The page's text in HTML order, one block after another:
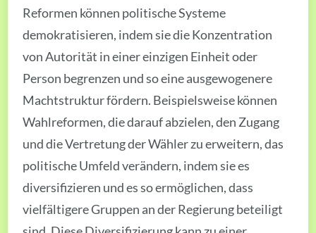
Reformen können politische Systeme
demokratisieren, indem sie die Konzentration
von Autorität in einer einzigen Einheit oder
Person begrenzen und so eine ausgewogenere
Machtstruktur fördern. Beispielsweise können
Wahlreformen, die darauf abzielen, den Zugang
und die Vertretung der Wähler zu erweitern, das
politische Umfeld verändern, indem sie es
diversifizieren und es so ermöglichen, dass
vielfältigere Gruppen an der Regierung beteiligt